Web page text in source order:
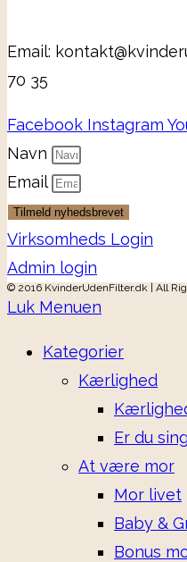
Email:
70 35
Facebook Instagram
Navn
Email
Tilmeld nyhedsbrevet
Virksomheds Login
Admin login
© 2016 KvinderUdenFilter.dk | All
Luk Menuen
Kategorier
Kærlighed
Er du
At være mor
Mor livet
Baby &
Bonus